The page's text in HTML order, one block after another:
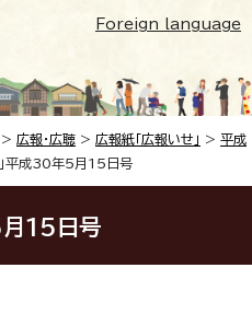
Foreign language
> 広報・広聴 > 広報紙「広報いせ」 > 平成
平成30年5月15日号
月15日号